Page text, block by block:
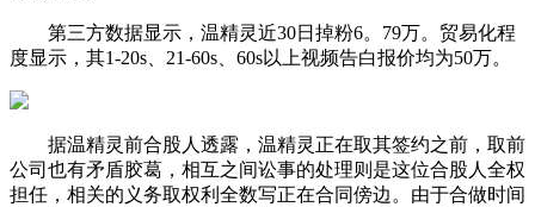
第三方数据显示，温精灵近30日掉粉6。79万。贸易化程
度显示，其1-20s、21-60s、60s以上视频告白报价均为50万。
据温精灵前合股人透露，温精灵正在取其签约之前，取前
公司也有矛盾胶葛，相互之间讼事的处理则是这位合股人全权
担任，相关的义务取权利全数写正在合同傍边。由于合做时间